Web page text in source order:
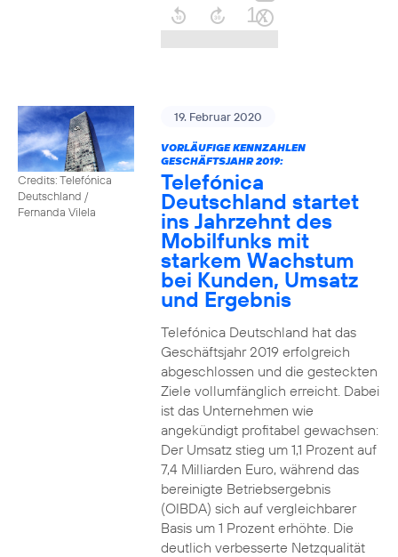
Credits: Telefónica
Deutschland /
Fernanda Vilela
19. Februar 2020
VORLÄUFIGE KENNZAHLEN
GESCHÄFTSJAHR 2019:
Telefónica
Deutschland startet
ins Jahrzehnt des
Mobilfunks mit
starkem Wachstum
bei Kunden, Umsatz
und Ergebnis
Telefónica Deutschland hat das
Geschäftsjahr 2019 erfolgreich
abgeschlossen und die gesteckten
Ziele vollumfänglich erreicht. Dabei
ist das Unternehmen wie
angekündigt profitabel gewachsen:
Der Umsatz stieg um 1,1 Prozent auf
7,4 Milliarden Euro, während das
bereinigte Betriebsergebnis
(OIBDA) sich auf vergleichbarer
Basis um 1 Prozent erhöhte. Die
deutlich verbesserte Netzqualität